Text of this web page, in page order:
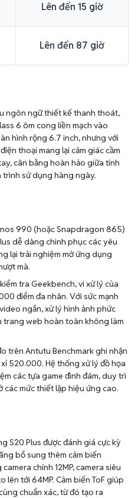
Lên đến 15 giờ
Lên đến 87 giờ
ngôn ngữ thiết kế thanh thoát,
6 ôm cong liền mạch vào
hình rộng 6.7 inch, nhưng với
thoại mang lại cảm giác cầm
cân bằng hoàn hảo giữa tính
sử dụng hàng ngày.
990 (hoặc Snapdragon 865)
dễ dàng chinh phục các yêu
lại trải nghiệm mở ứng dụng
mà.
tra Geekbench, vi xử lý của
điểm đa nhân. Với sức mạnh
ngắn, xử lý hình ảnh phức
trang web hoàn toàn không làm
trên Antutu Benchmark ghi nhận
520.000. Hệ thống xử lý đồ họa
các tựa game đình đám, duy trì
các mức thiết lập hiệu ứng cao.
S20 Plus được đánh giá cực kỳ
bổ sung thêm cảm biến
chính 12MP, camera siêu
lên tới 64MP. Cảm biến ToF giúp
chuẩn xác, từ đó tạo ra